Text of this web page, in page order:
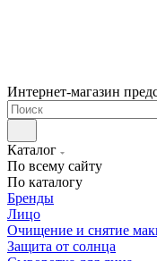
Интернет-магазин
Каталог
По всему сайту
По каталогу
Бренды
Лицо
Очищение и снятие
Защита от солнца